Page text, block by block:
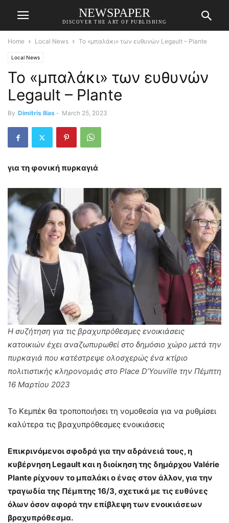
NEWSPAPER
DISCOVER THE ART OF PUBLISHING
Home Local News Το «μπαλάκι» των ευθυνών Legault – Plante
Local News
Το «μπαλάκι» των ευθυνών
Legault – Plante
By Dimitris Ilias - March 25, 2023
για τη φονική πυρκαγιά
Η συζήτηση για τις βραχυπρόθεσμες ενοικιάσεις
κατοικιών έχει αναζωπυρωθεί στο δημόσιο χώρο μετά την
πυρκαγιά που κατέστρεψε ολοσχερώς ένα κτίριο
πολιτιστικής κληρονομιάς στο Place D’Youville την Πέμπτη
16 Μαρτίου 2023
Το Κεμπέκ θα τροποποιήσει τη νομοθεσία για να ρυθμίσει
καλύτερα τις βραχυπρόθεσμες ενοικιάσεις
Επικρινόμενοι σφοδρά για την αδράνειά τους, η
κυβέρνηση Legault και η διοίκηση της δημάρχου Valérie
Plante ρίχνουν το μπαλάκι ο ένας στον άλλον, για την
τραγωδία της Πέμπτης 16/3, σχετικά με τις ευθύνες
όλων όσον αφορά την επίβλεψη των ενοικιάσεων
βραχυπρόθεσμα.